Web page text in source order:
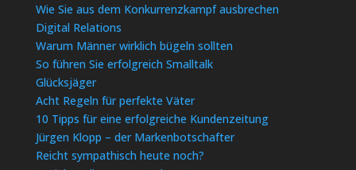
Wie Sie aus dem Konkurrenzkampf ausbrechen
Digital Relations
Warum Männer wirklich bügeln sollten
So führen Sie erfolgreich Smalltalk
Glücksjäger
Acht Regeln für perfekte Väter
10 Tipps für eine erfolgreiche Kundenzeitung
Jürgen Klopp – der Markenbotschafter
Reicht sympathisch heute noch?